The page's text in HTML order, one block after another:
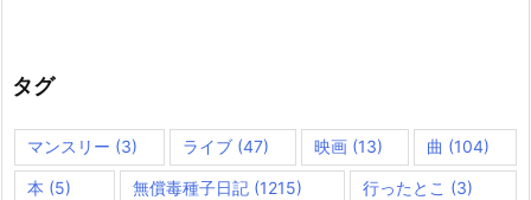
タグ
マンスリー (3) ライブ(47) 映画(13) 曲 (104)
本 (5) 無償毒種子日記(1215) 行ったとこ (3)